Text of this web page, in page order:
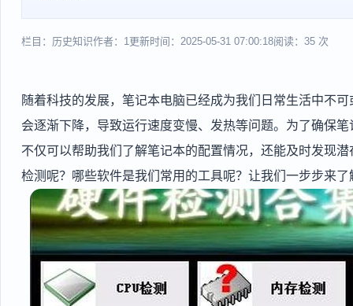
栏目：历史知识作者：1更新时间：2025-05-31 07:00:18阅读：35 次
随着科技的发展，笔记本电脑已经成为我们日常生活中不
会逐渐下降，导致运行速度变慢、发热等问题。为了确保
不仅可以帮助我们了解笔记本的配置情况，还能及时发现
检测呢？哪些软件是我们常用的工具呢？让我们一步步来了